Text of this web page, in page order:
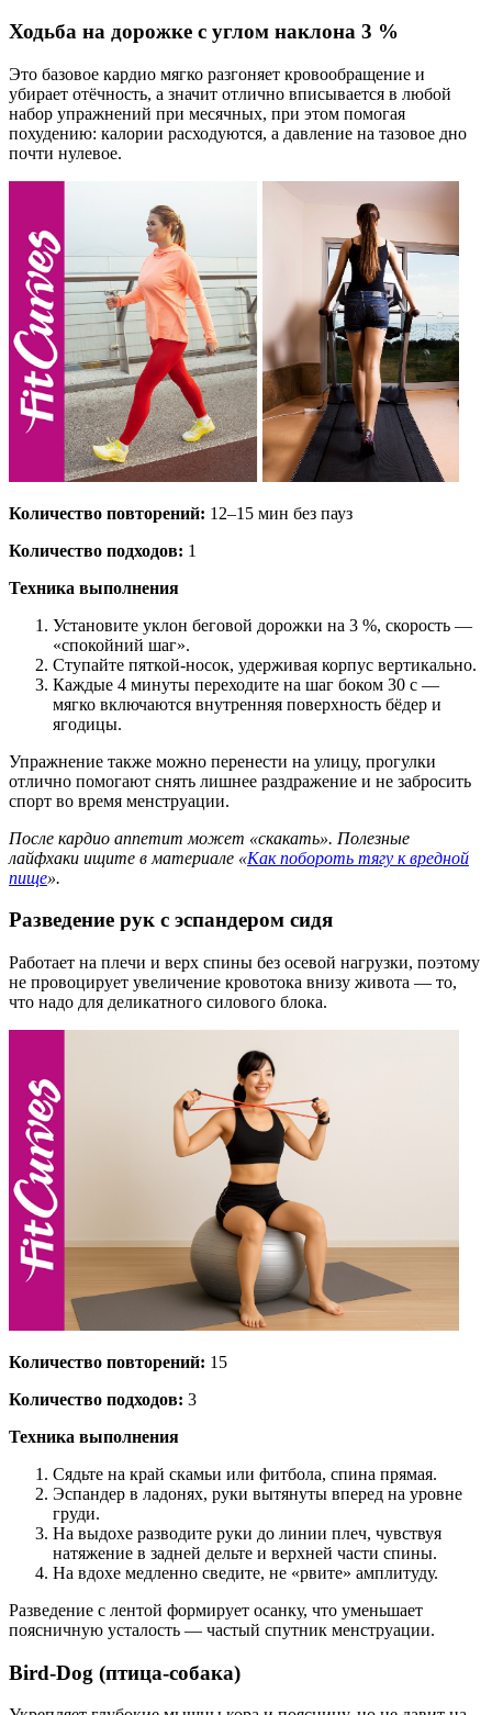
Ходьба на дорожке с углом наклона 3 %
Это базовое кардио мягко разгоняет кровообращение и
убирает отёчность, а значит отлично вписывается в любой
набор упражнений при месячных, при этом помогая
похудению: калории расходуются, а давление на тазовое дно
почти нулевое.
Количество повторений: 12–15 мин без пауз
Количество подходов: 1
Техника выполнения
Установите уклон беговой дорожки на 3 %, скорость —
«спокойний шаг».
Ступайте пяткой-носок, удерживая корпус вертикально.
Каждые 4 минуты переходите на шаг боком 30 с —
мягко включаются внутренняя поверхность бёдер и
ягодицы.
Упражнение также можно перенести на улицу, прогулки
отлично помогают снять лишнее раздражение и не забросить
спорт во время менструации.
После кардио аппетит может «скакать». Полезные
лайфхаки ищите в материале «Как побороть тягу к вредной
пище».
Разведение рук с эспандером сидя
Работает на плечи и верх спины без осевой нагрузки, поэтому
не провоцирует увеличение кровотока внизу живота — то,
что надо для деликатного силового блока.
Количество повторений: 15
Количество подходов: 3
Техника выполнения
Сядьте на край скамьи или фитбола, спина прямая.
Эспандер в ладонях, руки вытянуты вперед на уровне
груди.
На выдохе разводите руки до линии плеч, чувствуя
натяжение в задней дельте и верхней части спины.
На вдохе медленно сведите, не «рвите» амплитуду.
Разведение с лентой формирует осанку, что уменьшает
поясничную усталость — частый спутник менструации.
Bird-Dog (птица-собака)